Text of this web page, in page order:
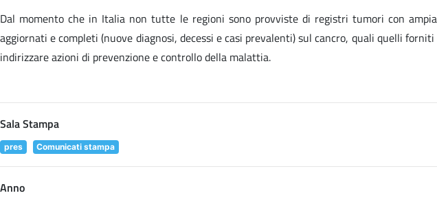
Dal momento che in Italia non tutte le regioni sono provviste di registri tumori con
aggiornati e completi (nuove diagnosi, decessi e casi prevalenti) sul cancro, quali quelli
indirizzare azioni di prevenzione e controllo della malattia.
Sala Stampa
pres Comunicati stampa
Anno